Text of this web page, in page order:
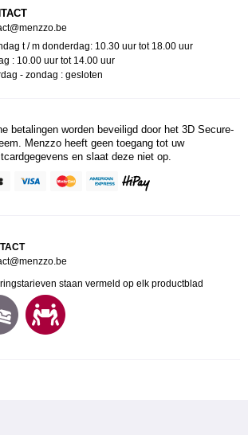
t / m donderdag: 10.30 uur tot 18.00 uur
: 10.00 uur tot 14.00 uur
- zondag : gesloten
betalingen worden beveiligd door het 3D Secure-
Menzzo heeft geen toegang tot uw
en slaat deze niet op.
staan vermeld op elk productblad